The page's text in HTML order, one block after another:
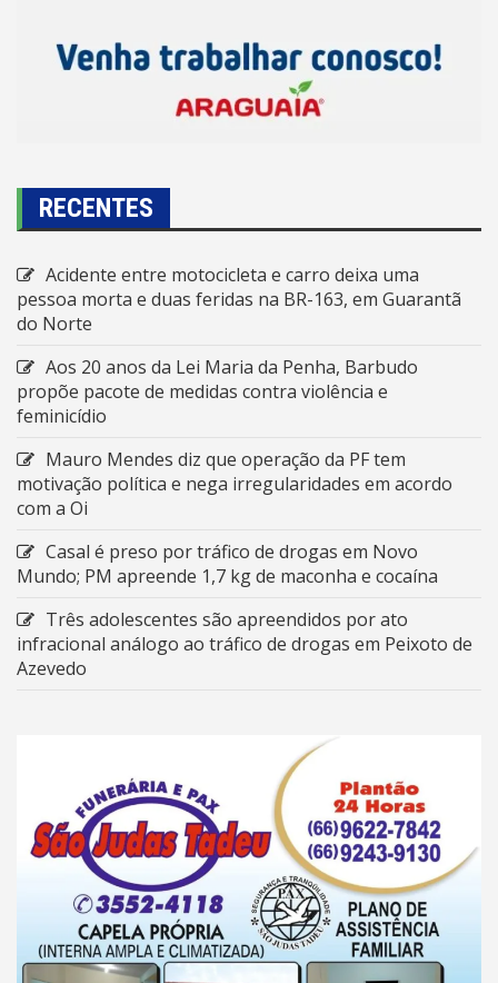
RECENTES
Acidente entre motocicleta e carro deixa uma
pessoa morta e duas feridas na BR-163, em Guarantã
do Norte
Aos 20 anos da Lei Maria da Penha, Barbudo
propõe pacote de medidas contra violência e
feminicídio
Mauro Mendes diz que operação da PF tem
motivação política e nega irregularidades em acordo
com a Oi
Casal é preso por tráfico de drogas em Novo
Mundo; PM apreende 1,7 kg de maconha e cocaína
Três adolescentes são apreendidos por ato
infracional análogo ao tráfico de drogas em Peixoto de
Azevedo